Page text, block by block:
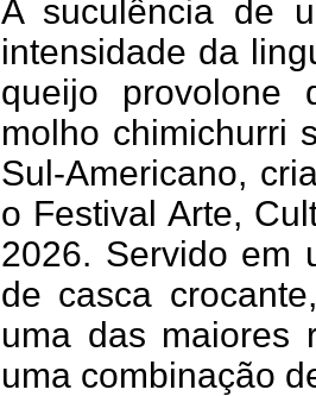
A suculência de
intensidade da
queijo provolone
molho chimichurri
Sul-Americano,
o Festival Arte,
2026. Servido em
de casca
uma das maiores
uma combinação